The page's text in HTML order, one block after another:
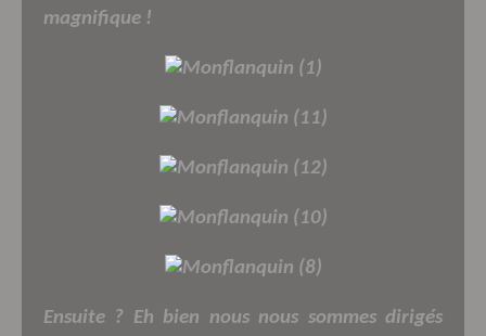
magnifique !
Ensuite ? Eh bien nous nous sommes dirigés